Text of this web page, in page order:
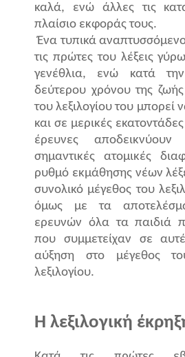
καλά, ενώ άλλες τις
πλαίσιο εκφοράς τους.
Ένα τυπικά
τις πρώτες του λέξεις
γενέθλια, ενώ κατά
δεύτερου χρόνου της
του λεξιλογίου του μπορεί
και σε μερικές εκατοντάδες
έρευνες
σημαντικές ατομικές
ρυθμό εκμάθησης νέων
συνολικό μέγεθος του
όμως με τα
ερευνών όλα τα παιδιά
που συμμετείχαν σε
αύξηση στο μέγεθος
λεξιλογίου.
Η λεξιλογική